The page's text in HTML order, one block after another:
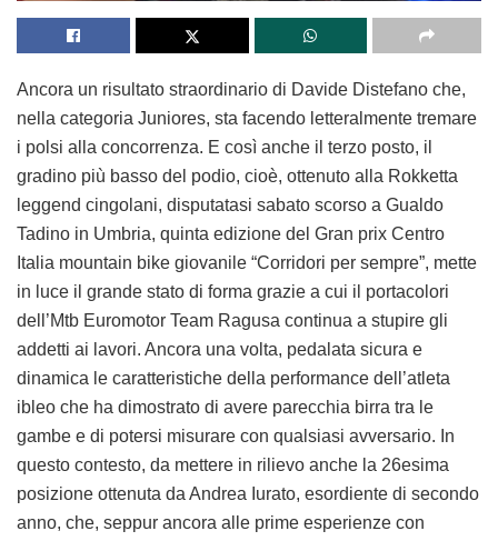
Ancora un risultato straordinario di Davide Distefano che,
nella categoria Juniores, sta facendo letteralmente tremare
i polsi alla concorrenza. E così anche il terzo posto, il
gradino più basso del podio, cioè, ottenuto alla Rokketta
leggend cingolani, disputatasi sabato scorso a Gualdo
Tadino in Umbria, quinta edizione del Gran prix Centro
Italia mountain bike giovanile “Corridori per sempre”, mette
in luce il grande stato di forma grazie a cui il portacolori
dell’Mtb Euromotor Team Ragusa continua a stupire gli
addetti ai lavori. Ancora una volta, pedalata sicura e
dinamica le caratteristiche della performance dell’atleta
ibleo che ha dimostrato di avere parecchia birra tra le
gambe e di potersi misurare con qualsiasi avversario. In
questo contesto, da mettere in rilievo anche la 26esima
posizione ottenuta da Andrea Iurato, esordiente di secondo
anno, che, seppur ancora alle prime esperienze con